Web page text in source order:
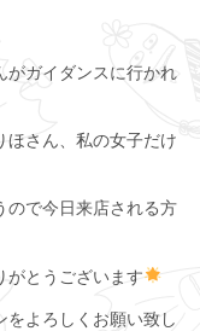
がガイダンスに行かれ
ほさん、私の女子だけ
ので今日来店される方
がとうございます
をよろしくお願い致し